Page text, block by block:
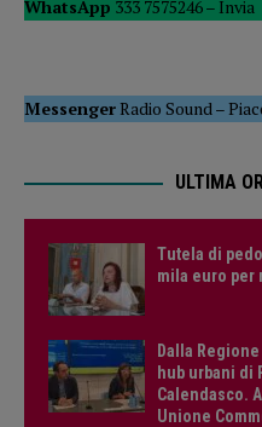
WhatsApp 333 7575246 – Invia
MessengerRadio Sound –
ULTIMA
Tutela di
mila euro per
Dalla
hub urbani di
Calendasco.
Unione